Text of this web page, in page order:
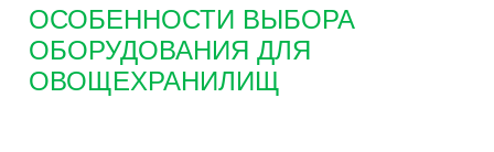
ОСОБЕННОСТИ ВЫБОРА
ОБОРУДОВАНИЯ ДЛЯ
ОВОЩЕХРАНИЛИЩ